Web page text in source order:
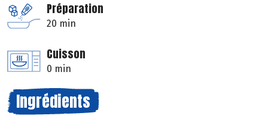
Préparation
20 min
Cuisson
0 min
Ingrédients